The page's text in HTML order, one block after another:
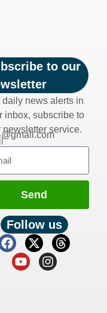
to our
daily news alerts in
inbox, subscribe to
newsletter service.
Send
Follow us